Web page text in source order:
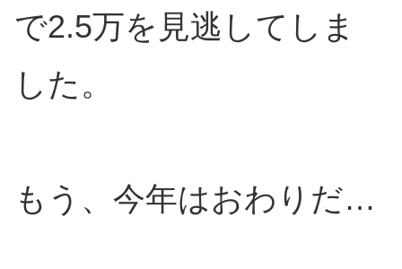
で2.5万を見逃してしま
した。
もう、今年はおわりだ…